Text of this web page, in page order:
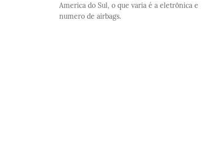
America do Sul, o que varia é a eletrônica e
numero de airbags.